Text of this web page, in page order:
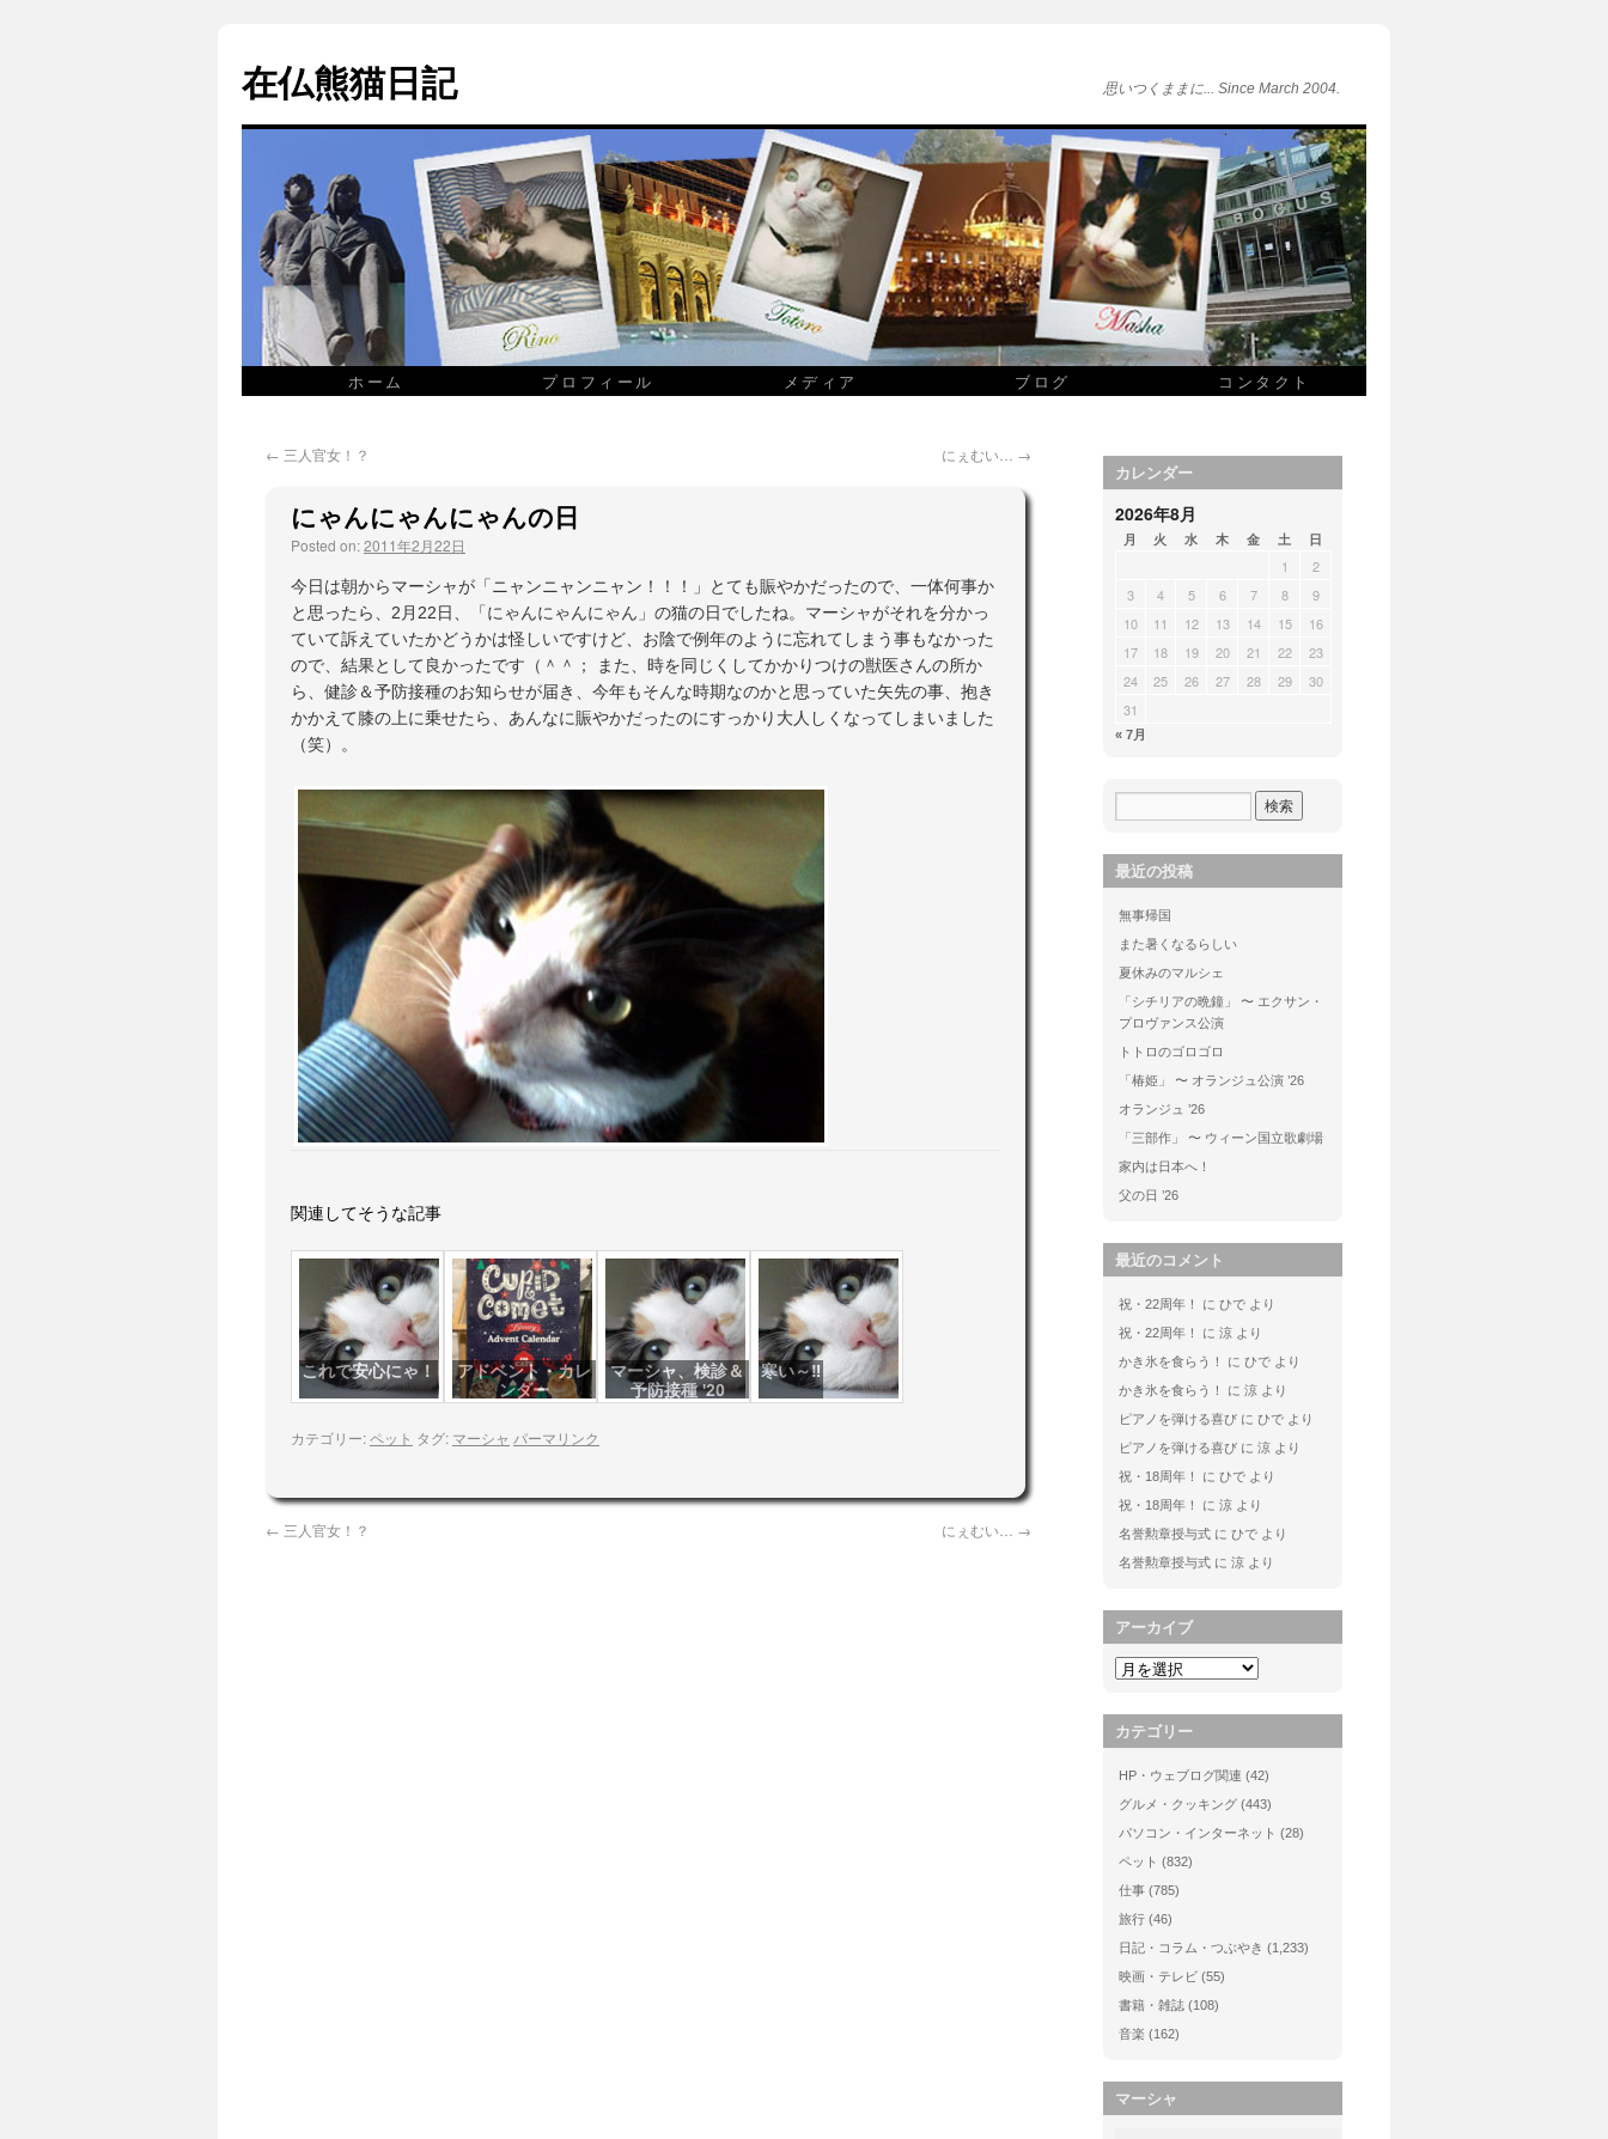
在仏熊猫日記 思いつくままに... Since March 2004.
ホーム プロフィール メディア ブログ コンタクト
← 三人官女！？ にぇむい… →
にゃんにゃんにゃんの日
Posted on:2011年2月22日
今日は朝からマーシャが「ニャンニャンニャン！！！」とても賑やかだったので、一体何事か
と思ったら、2月22日、「にゃんにゃんにゃん」の猫の日でしたね。マーシャがそれを分かっ
ていて訴えていたかどうかは怪しいですけど、お陰で例年のように忘れてしまう事もなかった
ので、結果として良かったです（＾＾； また、時を同じくしてかかりつけの獣医さんの所か
ら、健診＆予防接種のお知らせが届き、今年もそんな時期なのかと思っていた矢先の事、抱き
かかえて膝の上に乗せたら、あんなに賑やかだったのにすっかり大人しくなってしまいました
（笑）。
関連してそうな記事
これで安心にゃ！
アドベント・カレ
ンダー
マーシャ、検診＆
予防接種 '20
寒い～‼
カテゴリー:ペット タグ: マーシャ パーマリンク
← 三人官女！？ にぇむい… →
カレンダー
2026年8月
月 火 水 木 金 土 日
1
2
3
4 5 6 7 8
9
10
11 12 13 14 15
16
17
18 19 20 21 22
23
24
25 26 27 28 29
30
31
« 7月
最近の投稿
無事帰国
また暑くなるらしい
夏休みのマルシェ
「シチリアの晩鐘」 〜 エクサン・
プロヴァンス公演
トトロのゴロゴロ
「椿姫」 〜 オランジュ公演 ’26
オランジュ ’26
「三部作」 〜 ウィーン国立歌劇場
家内は日本へ！
父の日 ’26
最近のコメント
祝・22周年！ に ひで より
祝・22周年！
に 涼 より
かき氷を食らう！
に ひで より
かき氷を食らう！
に 涼 より
ピアノを弾ける喜び に ひで より
ピアノを弾ける喜び に 涼 より
祝・18周年！
に ひで より
祝・18周年！
に 涼 より
名誉勲章授与式 に ひで より
名誉勲章授与式 に 涼 より
アーカイブ
カテゴリー
HP・ウェブログ関連 (42)
グルメ・クッキング (443)
パソコン・インターネット (28)
ペット (832)
仕事 (785)
旅行 (46)
日記・コラム・つぶやき (1,233)
映画・テレビ (55)
書籍・雑誌 (108)
音楽 (162)
マーシャ